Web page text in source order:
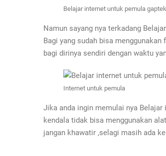
Belajar internet untuk pemula gaptek
Namun sayang nya terkadang
Bagi yang sudah bisa
bagi dirinya sendiri dengan waktu
Internet untuk pemula
Jika anda ingin memulai nya
kendala tidak bisa menggunakan
jangan khawatir ,selagi masih ada